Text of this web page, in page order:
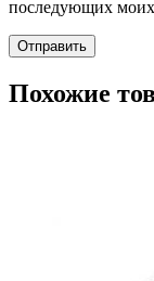
последующих
Похожие